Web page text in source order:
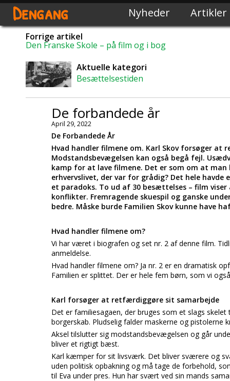
Dengang Nyheder Artikler
Forrige artikel
Den Franske Skole – på film og i bog
Aktuelle kategori
Besættelsestiden
De forbandede år
April 29, 2022
De Forbandede År
Hvad handler filmene om. Karl Skov forsøger
Modstandsbevægelsen kan også begå fejl.
kamp for at lave filmene. Det er som om at
erhvervslivet, der var for grådig? Det hele
et paradoks. To ud af 30 besættelses – film
konflikter. Fremragende skuespil og ganske
bedre. Måske burde Familien Skov kunne have
Hvad handler filmene om?
Vi har været i biografen og set nr. 2 af denne film.
anmeldelse.
Hvad handler filmene om? Ja nr. 2 er en dramatisk
Familien er splittet. Der er hele fem børn, som vi
Karl forsøger at retfærdiggøre sit samarbejde
Det er familiesagaen, der bruges som et slags
borgerskab. Pludselig falder maskerne og pistolerne
Aksel tilslutter sig modstandsbevægelsen og går
bliver et rigtigt bæst.
Karl kæmper for sit livsværk. Det bliver sværere og
uden politisk opbakning og må tage de forbehold,
til Eva under pres. Hun har svært ved sin mands